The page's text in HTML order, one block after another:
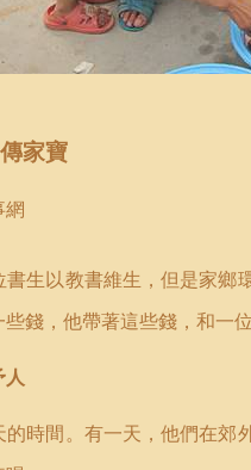
家寶
網
生以教書維生，但是家
錢，他帶著這些錢，和一
時間。有一天，他們在